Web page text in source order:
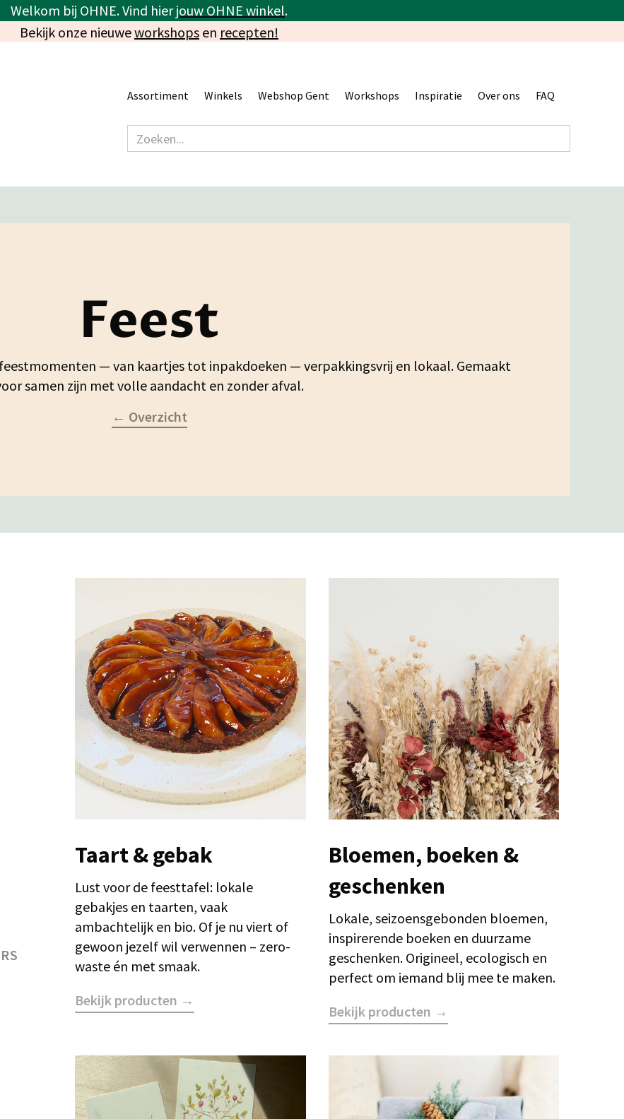
Welkom bij OHNE. Vind hierjouw OHNE winkel.
Bekijk onze nieuweworkshops en recepten!
Assortiment Winkels Webshop Gent Workshops Inspiratie Over ons FAQ
Feest
— van kaartjes tot inpakdoeken — verpakkingsvrij en lokaal. Gemaakt
samen zijn met volle aandacht en zonder afval.
← Overzicht
Taart & gebak
Lust voor de feesttafel: lokale
gebakjes en taarten, vaak
ambachtelijk en bio. Of je nu viert of
gewoon jezelf wil verwennen – zero-
waste én met smaak.
Bekijk producten →
Bloemen, boeken &
geschenken
Lokale, seizoensgebonden bloemen,
inspirerende boeken en duurzame
geschenken. Origineel, ecologisch en
perfect om iemand blij mee te maken.
Bekijk producten →